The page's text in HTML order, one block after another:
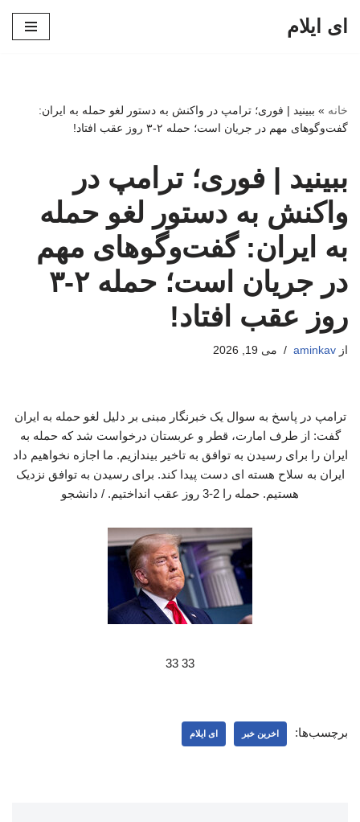
ای ایلام
خانه » ببینید | فوری؛ ترامپ در واکنش به دستور لغو حمله به ایران:
گفت‌وگوهای مهم در جریان است؛ حمله ۲-۳ روز عقب افتاد!
ببینید | فوری؛ ترامپ در
واکنش به دستور لغو حمله
به ایران: گفت‌وگوهای مهم
در جریان است؛ حمله ۲-۳
روز عقب افتاد!
از aminkav می 19, 2026
ترامپ در پاسخ به سوال یک خبرنگار مبنی بر دلیل لغو حمله به ایران
گفت: از طرف امارت، قطر و عربستان درخواست شد که حمله به
ایران را برای رسیدن به توافق به تاخیر بیندازیم. ما اجازه نخواهیم داد
ایران به سلاح هسته ای دست پیدا کند. برای رسیدن به توافق نزدیک
هستیم. حمله را 2-3 روز عقب انداختیم. / دانشجو
33 33
برچسب‌ها: اخرین خبر ای ایلام